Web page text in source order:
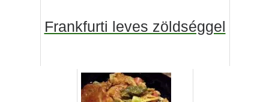
Frankfurti leves zöldséggel